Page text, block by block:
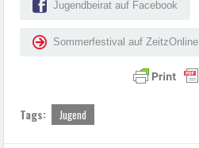
Jugendbeirat auf Facebook
Sommerfestival auf ZeitzOnline
Tags: Jugend